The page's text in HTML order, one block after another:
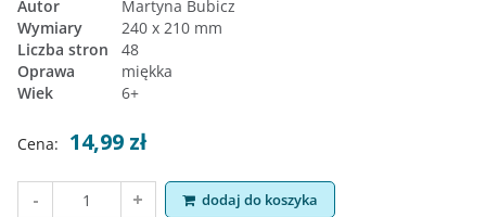
Autor
Martyna Bubicz
Wymiary
240 x 210 mm
Liczba stron
48
Oprawa
miękka
Wiek
6+
Cena: 14,99 zł
dodaj do koszyka